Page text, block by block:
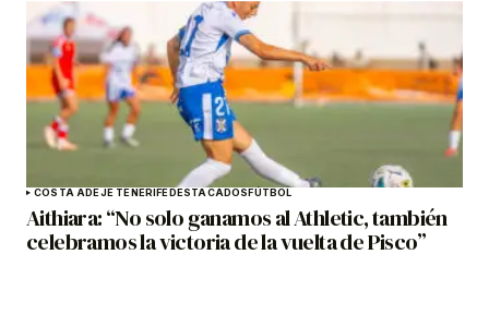
COSTA ADEJE TENERIFEDESTACADOSFÚTBOL
Aithiara: “No solo ganamos al Athletic, también
celebramos la victoria de la vuelta de Pisco”